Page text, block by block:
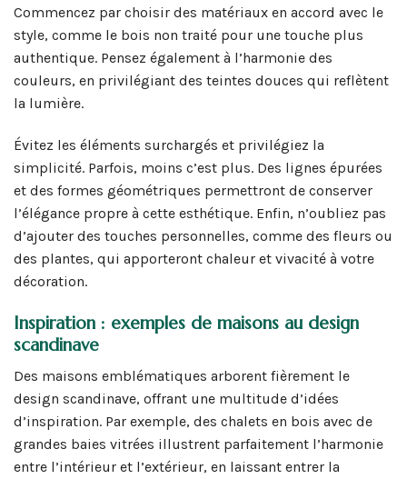
Commencez par choisir des matériaux en accord avec le
style, comme le bois non traité pour une touche plus
authentique. Pensez également à l’harmonie des
couleurs, en privilégiant des teintes douces qui reflètent
la lumière.
Évitez les éléments surchargés et privilégiez la
simplicité. Parfois, moins c’est plus. Des lignes épurées
et des formes géométriques permettront de conserver
l’élégance propre à cette esthétique. Enfin, n’oubliez pas
d’ajouter des touches personnelles, comme des fleurs ou
des plantes, qui apporteront chaleur et vivacité à votre
décoration.
Inspiration : exemples de maisons au design
scandinave
Des maisons emblématiques arborent fièrement le
design scandinave, offrant une multitude d’idées
d’inspiration. Par exemple, des chalets en bois avec de
grandes baies vitrées illustrent parfaitement l’harmonie
entre l’intérieur et l’extérieur, en laissant entrer la